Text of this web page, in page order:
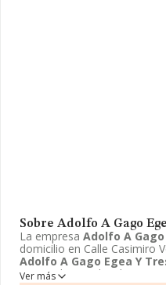
Sobre Adolfo A Gago
La empresa Adolfo A Gago
domicilio en Calle Casimiro
Adolfo A Gago Egea Y
menor de prendas de vestir.
Ver más